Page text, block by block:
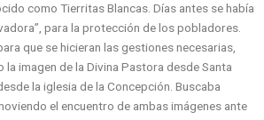
como Tierritas Blancas. Días antes se había
para la protección de los pobladores.
que se hicieran las gestiones necesarias,
imagen de la Divina Pastora desde Santa
la iglesia de la Concepción. Buscaba
el encuentro de ambas imágenes ante